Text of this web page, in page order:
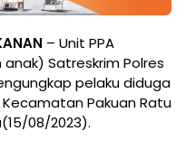
– Unit PPA
Satreskrim Polres
pelaku diduga
Pakuan Ratu
08/2023).